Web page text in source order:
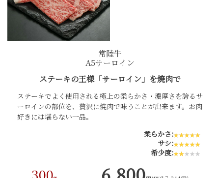
常陸牛
A5サーロイン
ステーキの王様「サーロイン」を焼肉で
ステーキでよく使用される極上の柔らかさ・濃厚さを誇るサ
ーロインの部位を、贅沢に焼肉で味うことが出来ます。お肉
好きには堪らない一品。
柔らかさ:
サシ:
希少度: